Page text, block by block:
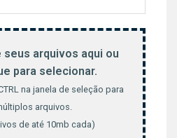
arquivos aqui ou
para selecionar.
na janela de seleção para
arquivos.
de até 10mb cada)